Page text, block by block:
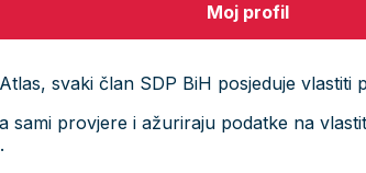
Moj profil
svaki član SDP BiH posjeduje vlastiti
sami provjere i ažuriraju podatke na